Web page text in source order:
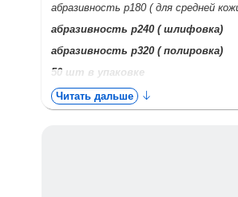
абразивность р180 ( для средней
абразивность р240 ( шлифовка)
абразивность р320 ( полировка)
50 шт в упаковке
Основа диск отлично поддаётся
Читать дальше